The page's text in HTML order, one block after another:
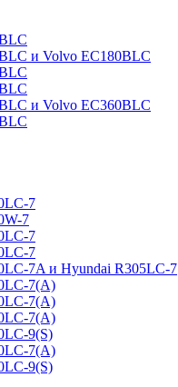
и Volvo EC180BLC
и Volvo EC360BLC
7
7
7
7
7A и Hyundai R305LC-7
7(A)
7(A)
7(A)
9(S)
7(A)
9(S)